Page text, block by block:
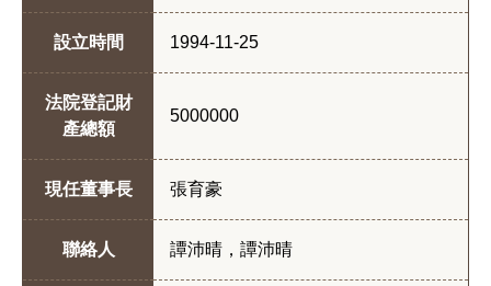
設立時間 1994-11-25
法院登記財
產總額
5000000
現任董事長 張育豪
聯絡人 譚沛晴，譚沛晴